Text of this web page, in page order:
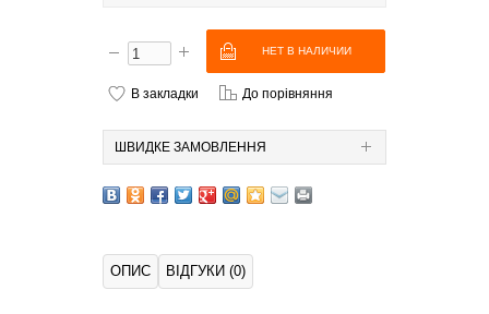
В закладки До порівняння
ШВИДКЕ ЗАМОВЛЕННЯ
ОПИС ВІДГУКИ (0)